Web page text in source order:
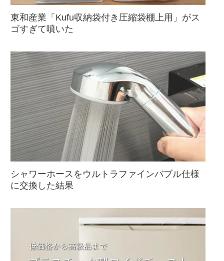
東和産業「Kufu収納袋付き圧縮袋棚上用」がス
ゴすぎて噴いた
シャワーホースをウルトラファインバブル仕様
に交換した結果